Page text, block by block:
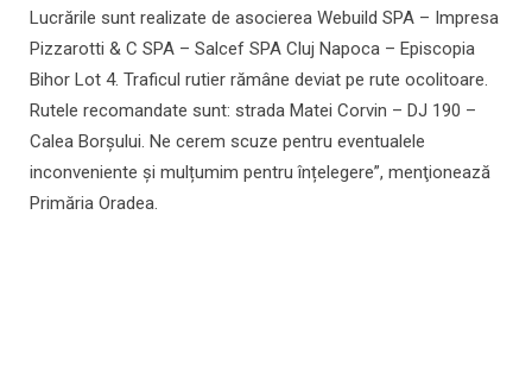
Lucrările sunt realizate de asocierea Webuild SPA – Impresa
Pizzarotti & C SPA – Salcef SPA Cluj Napoca – Episcopia
Bihor Lot 4. Traficul rutier rămâne deviat pe rute ocolitoare.
Rutele recomandate sunt: strada Matei Corvin – DJ 190 –
Calea Borșului. Ne cerem scuze pentru eventualele
inconveniente și mulțumim pentru înțelegere”, menţionează
Primăria Oradea.